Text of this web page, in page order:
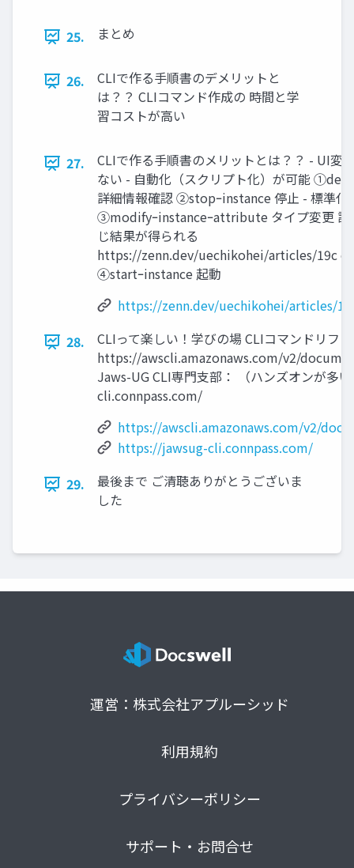
25. まとめ
26.
CLIで作る手順書のデメリットと
は？？ CLIコマンド作成の 時間と学
習コストが高い
27.
CLIで作る手順書のメリットとは？？ - UI変
ない - 自動化（スクリプト化）が可能
詳細情報確認 ②stopｰinstance 停止 - 標準化
③modifyｰinstanceｰattribute タイプ変更 誰
じ結果が得られる
https://zenn.dev/uechikohei/articles/19c
④startｰinstance 起動
https://zenn.dev/uechikohei/articles/
28.
CLIって楽しい！学びの場 CLIコマンドリフ
https://awscli.amazonaws.com/v2/
Jaws-UG CLI専門支部： （ハンズオンが多
cli.connpass.com/
https://awscli.amazonaws.com/v2/
https://jawsug-cli.connpass.com/
29.
最後まで ご清聴ありがとうございま
した
運営：株式会社アプルーシッド
利用規約
プライバシーポリシー
サポート・お問合せ